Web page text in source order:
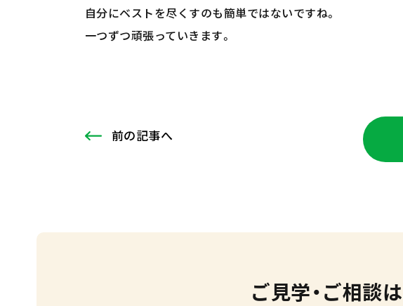
自分にベストを尽くすのも簡単ではないですね。
一つずつ頑張っていきます。
前の記事へ
ご見学・ご相談は